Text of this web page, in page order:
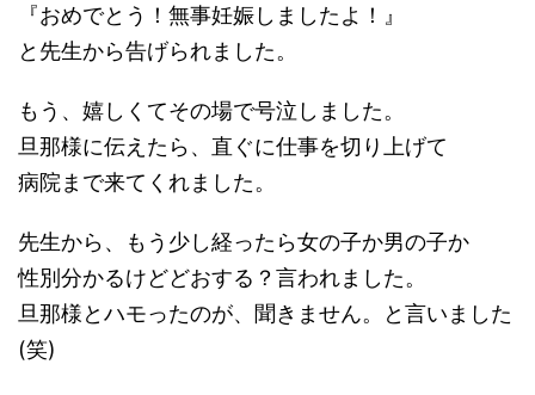
『おめでとう！無事妊娠しましたよ！』
と先生から告げられました。
もう、嬉しくてその場で号泣しました。
旦那様に伝えたら、直ぐに仕事を切り上げて
病院まで来てくれました。
先生から、もう少し経ったら女の子か男の子か
性別分かるけどどおする？言われました。
旦那様とハモったのが、聞きません。と言いました
(笑)